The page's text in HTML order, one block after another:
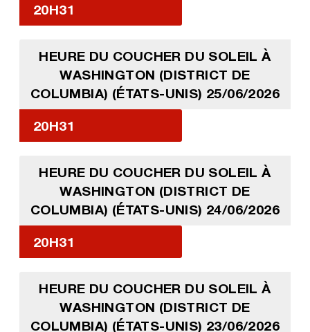
20H31
HEURE DU COUCHER DU SOLEIL À
WASHINGTON (DISTRICT DE
COLUMBIA) (ÉTATS-UNIS) 25/06/2026
20H31
HEURE DU COUCHER DU SOLEIL À
WASHINGTON (DISTRICT DE
COLUMBIA) (ÉTATS-UNIS) 24/06/2026
20H31
HEURE DU COUCHER DU SOLEIL À
WASHINGTON (DISTRICT DE
COLUMBIA) (ÉTATS-UNIS) 23/06/2026